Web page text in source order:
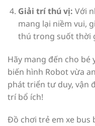
Giải trí thú vị: Với
mang lại niềm vui,
thú trong suốt thời
Hãy mang đến cho bé
biến hình Robot vừa
phát triển tư duy, vận
trí bổ ích!
Đồ chơi trẻ em xe bus